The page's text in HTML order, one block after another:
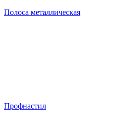
Полоса металлическая
Профнастил